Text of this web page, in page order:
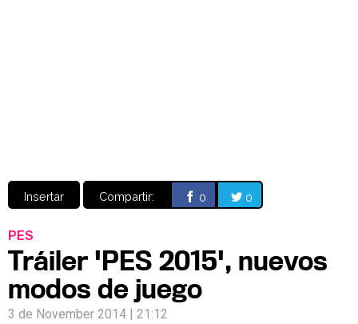
Insertar Compartir: 0 0
PES
Tráiler 'PES 2015', nuevos
modos de juego
3 de November 2014 | 21:12